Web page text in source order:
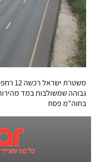
משטרת
בחוה"מ פסח